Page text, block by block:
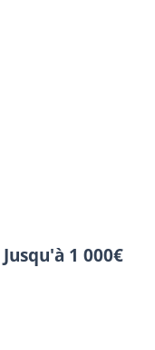
Jusqu'à 1 000€